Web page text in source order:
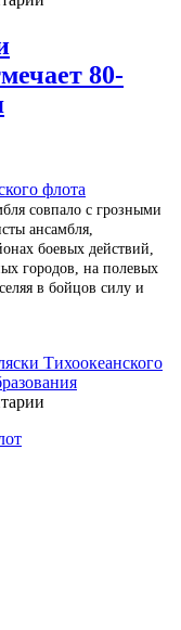
80-
совпало с грозными
ансамбля,
боевых действий,
городов, на полевых
в бойцов силу и
Тихоокеанского